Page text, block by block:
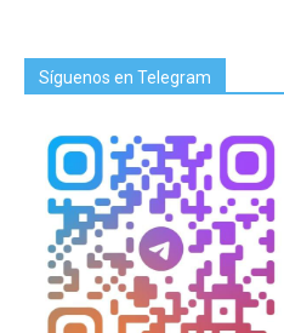
Síguenos en Telegram